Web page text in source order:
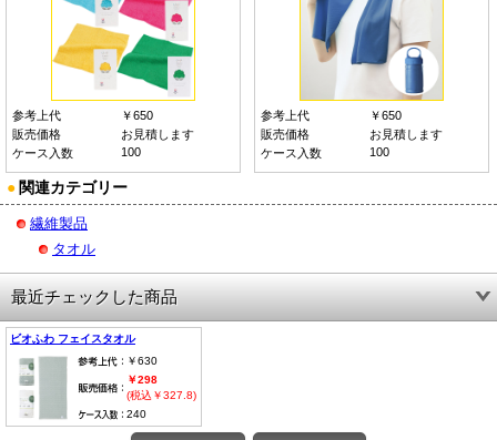
参考上代
￥650
販売価格
お見積します
ケース入数
100
参考上代
￥650
販売価格
お見積します
ケース入数
100
● 関連カテゴリー
繊維製品
タオル
最近チェックした商品
ビオふわ フェイスタオル
￥630
￥298
(税込￥327.8)
240